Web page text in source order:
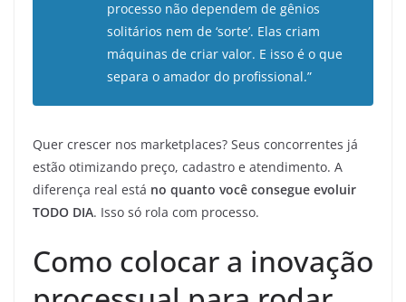
processo não dependem de gênios
solitários nem de ‘sorte’. Elas criam
máquinas de criar valor. E isso é o que
separa o amador do profissional.”
Quer crescer nos marketplaces? Seus concorrentes já
estão otimizando preço, cadastro e atendimento. A
diferença real está no quanto você consegue evoluir
TODO DIA. Isso só rola com processo.
Como colocar a inovação